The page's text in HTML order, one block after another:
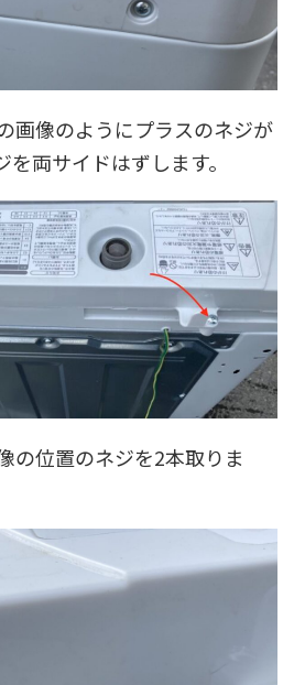
画像のようにプラスのネジが
両サイドはずします。
の位置のネジを2本取りま